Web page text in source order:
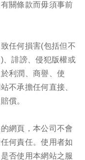
關條款而毋須事前
任何損害(包括但不
、誹謗、侵犯版權或
利潤、商譽、使
不承擔任何直接、
償。
網頁，本公司不會
何責任。使用者如
否使用本網站之服